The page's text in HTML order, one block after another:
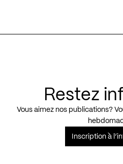
Restez
Vous aimez nos publications?
Inscription à